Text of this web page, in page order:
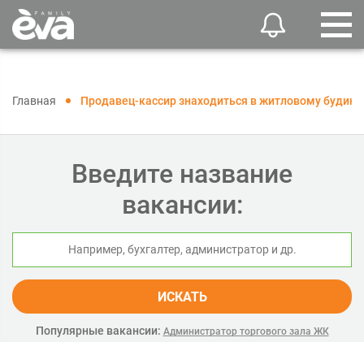
Главная Продавец-кассир знаходиться в житловому
Введите название
вакансии:
ИСКАТЬ
Популярные вакансии: Администратор торгового зала ЖК